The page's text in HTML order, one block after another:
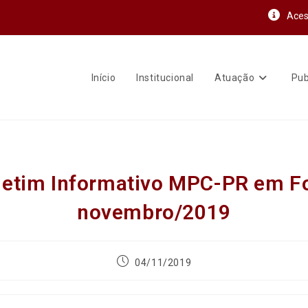
Início Institucional Atuação
Informativo MPC-PR em
novembro/2019
04/11/2019